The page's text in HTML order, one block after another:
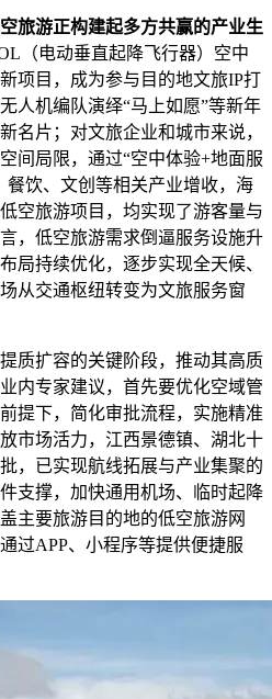
旅游正构建起多方共赢的产业生
（电动垂直起降飞行器）空中
项目，成为参与目的地文旅IP打
人机编队演绎“马上如愿”等新年
名片；对文旅企业和城市来说，
间局限，通过“空中体验+地面服
餐饮、文创等相关产业增收，海
空旅游项目，均实现了游客量与
，低空旅游需求倒逼服务设施升
局持续优化，逐步实现全天候、
从交通枢纽转变为文旅服务窗
质扩容的关键阶段，推动其高质
内专家建议，首先要优化空域管
提下，简化审批流程，实施精准
市场活力，江西景德镇、湖北十
，已实现航线拓展与产业集聚的
支撑，加快通用机场、临时起降
主要旅游目的地的低空旅游网
过APP、小程序等提供便捷服